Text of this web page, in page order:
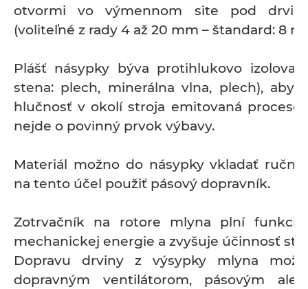
otvormi vo výmennom site pod
(voliteľné z rady 4 až 20 mm – štandard: 8
Plášť násypky býva protihlukovo
stena: plech, minerálna vlna, plech), aby
hlučnosť v okolí stroja emitovaná
nejde o povinný prvok výbavy.
Materiál možno do násypky vkladať
na tento účel použiť pásový dopravník.
Zotrvačník na rotore mlyna plní funkciu
mechanickej energie a zvyšuje účinnosť
Dopravu drviny z výsypky mlyna
dopravným ventilátorom, pásovým